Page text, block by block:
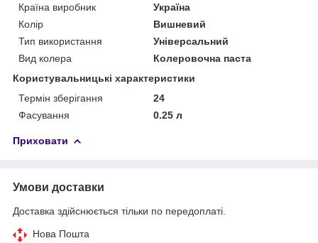
Країна виробник
Україна
Колір
Вишневий
Тип використання
Універсальний
Вид колера
Колеровочна паста
Користувальницькі характеристики
Термін зберігання
24
Фасування
0.25 л
Приховати
Умови доставки
Доставка здійснюється тільки по передоплаті.
Нова Пошта